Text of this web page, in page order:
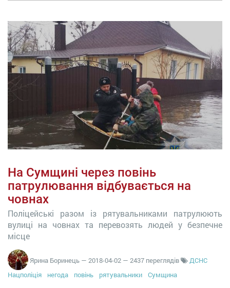
На Сумщині через повінь
патрулювання відбувається на
човнах
Поліцейські разом із рятувальниками патрулюють
вулиці на човнах та перевозять людей у безпечне
місце
Ярина Боринець — 2018-04-02 — 2437 переглядів
ДСНС
Нацполіція
негода повінь рятувальники Сумщина